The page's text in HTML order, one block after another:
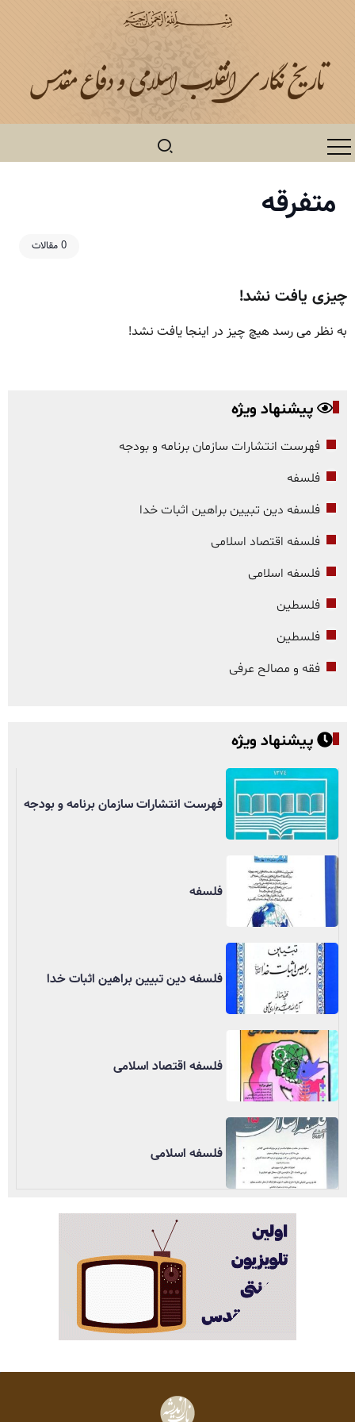
متفرقه
0 مقالات
چیزی یافت نشد!
به نظر می رسد هیچ چیز در اینجا یافت نشد!
پیشنهاد ویژه
فهرست انتشارات سازمان برنامه و بودجه
فلسفه
فلسفه دین تبیین براهین اثبات خدا
فلسفه اقتصاد اسلامی
فلسفه اسلامی
فلسطین
فلسطین
فقه و مصالح عرفی
پیشنهاد ویژه
فهرست انتشارات سازمان برنامه و بودجه
فلسفه
فلسفه دین تبیین براهین اثبات خدا
فلسفه اقتصاد اسلامی
فلسفه اسلامی